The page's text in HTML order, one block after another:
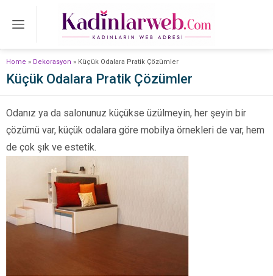
Home » Dekorasyon » Küçük Odalara Pratik Çözümler
Küçük Odalara Pratik Çözümler
Odanız ya da salonunuz küçükse üzülmeyin, her şeyin bir
çözümü var, küçük odalara göre mobilya örnekleri de var, hem
de çok şık ve estetik.